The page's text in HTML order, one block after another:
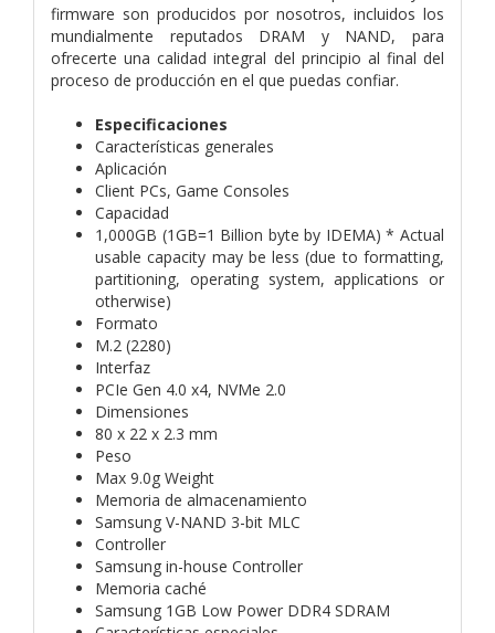
firmware son producidos por nosotros, incluidos los
mundialmente reputados DRAM y NAND, para
ofrecerte una calidad integral del principio al final del
proceso de producción en el que puedas confiar.
Especificaciones
Características generales
Aplicación
Client PCs, Game Consoles
Capacidad
1,000GB (1GB=1 Billion byte by IDEMA) * Actual
usable capacity may be less (due to formatting,
partitioning, operating system, applications or
otherwise)
Formato
M.2 (2280)
Interfaz
PCIe Gen 4.0 x4, NVMe 2.0
Dimensiones
80 x 22 x 2.3 mm
Peso
Max 9.0g Weight
Memoria de almacenamiento
Samsung V-NAND 3-bit MLC
Controller
Samsung in-house Controller
Memoria caché
Samsung 1GB Low Power DDR4 SDRAM